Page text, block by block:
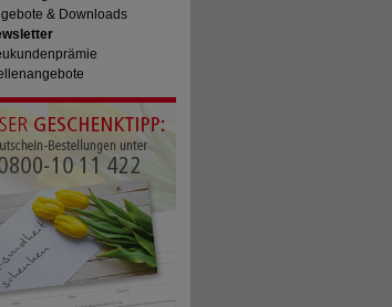
& Downloads